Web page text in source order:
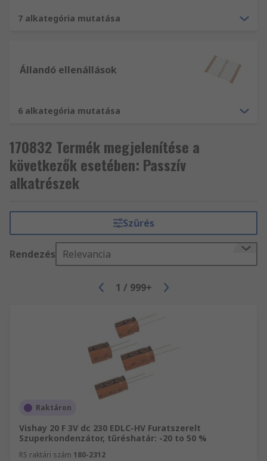
Túlfeszültség-védelmi eszközök
otthonban és irodában megtalálhatók. Védik az
értékes elektronikai eszközeit a túlfeszültségtől
7 alkategória mutatása
Állandó ellenállások
6 alkategória mutatása
170832 Termék megjelenítése a
következők esetében: Passzív
alkatrészek
Szűrés
Rendezés Relevancia
1 / 999+
Raktáron
Vishay 20 F 3V dc 230 EDLC-HV Furatszerelt
Szuperkondenzátor, tűréshatár: -20 to 50 %
RS raktári szám 180-2312